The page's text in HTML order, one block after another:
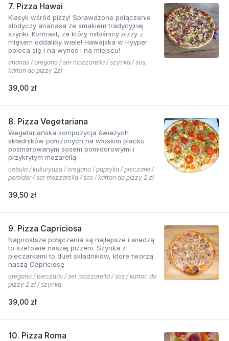
7. Pizza Hawai
Klasyk wśród pizzy! Sprawdzone połączenie
słodyczy ananasa ze smakiem tradycyjnej
szynki. Kontrast, za który miłośnicy pizzy z
mięsem oddaliby wiele! Hawajska w Hyyper
poleca się i na wynos i na miejscu!
ananas / oregano / ser mozzarella / szynka / sos,
karton do pizzy 2zł
39,00 zł
8. Pizza Vegetariana
Wegetariańska kompozycja świeżych
składników położonych na włoskim placku
posmarowanym sosem pomidorowymi i
przykrytym mozarellą
cebula / kukurydza / oregano / papryka / pieczarki /
pomidor / ser mozzarella / sos / karton do pizzy 2 zł
39,50 zł
9. Pizza Capriciosa
Najprostsze połączenia są najlepsze i wiedzą
to szefowie naszej pizzerii. Szynka z
pieczarkami to duet składników, które tworzą
naszą Capriciosę
oregano / pieczarki / ser mozzarella / sos / karton do
pizzy 2 zł / szynka
39,00 zł
10. Pizza Roma